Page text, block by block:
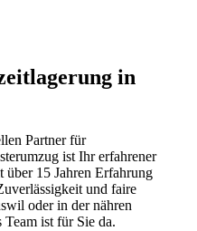
in
Partner für
ist Ihr erfahrener
über 15 Jahren Erfahrung
und faire
oder in der nähren
ist für Sie da.